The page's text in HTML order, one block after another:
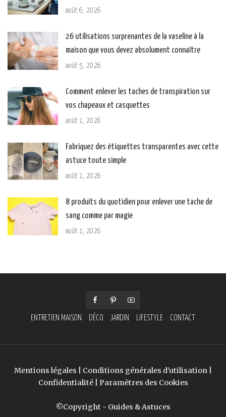
août 6, 2026
26 utilisations surprenantes de la vaseline à la
maison que vous devez absolument connaître
août 5, 2026
Comment enlever les taches de transpiration sur
vos chapeaux et casquettes
août 1, 2026
Fabriquez des étiquettes transparentes avec cette
astuce toute simple
août 1, 2026
8 produits du quotidien pour enlever une tache de
sang comme par magie
août 1, 2026
ENTRETIEN MAISON DÉCO JARDIN LIFESTYLE CONTACT
Mentions légales Conditions générales d'utilisation
Confidentialité| Paramètres des Cookies
©Copyright - Guides & Astuces